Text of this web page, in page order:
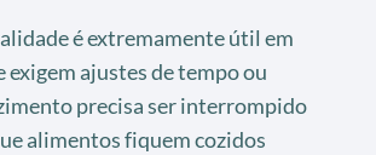
é extremamente útil em
exigem ajustes de tempo ou
precisa ser interrompido
alimentos fiquem cozidos